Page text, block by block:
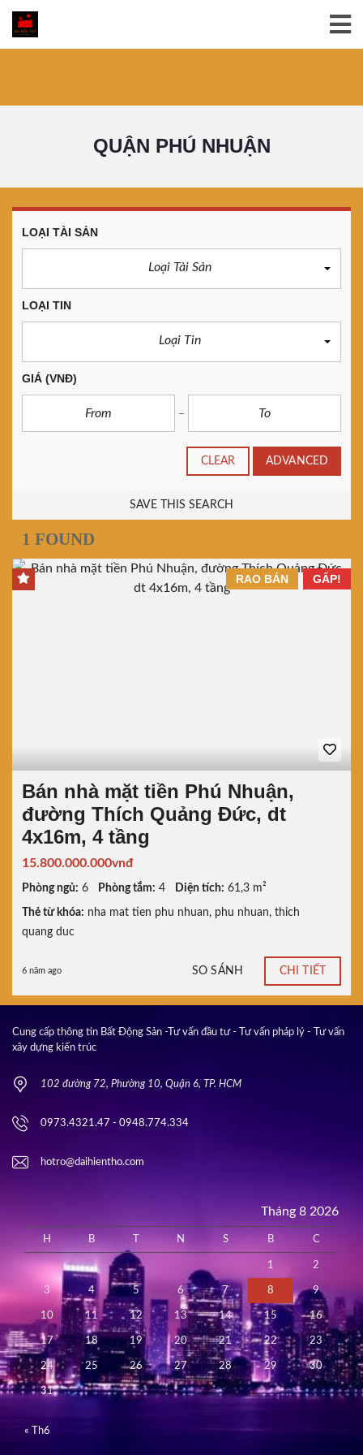
QUẬN PHÚ NHUẬN
LOẠI TÀI SẢN
Loại Tài Sản
LOẠI TIN
Loại Tin
GIÁ (VNĐ)
CLEAR ADVANCED
SAVE THIS SEARCH
1 FOUND
GẤP!
RAO BÁN
Bán nhà mặt tiền Phú Nhuận,
đường Thích Quảng Đức, dt
4x16m, 4 tầng
15.800.000.000vnđ
Phòng ngủ: 6 Phòng tắm: 4 Diện tích: 61,3 m²
Thẻ từ khóa: nha mat tien phu nhuan, phu nhuan, thich
quang duc
6 năm ago SO SÁNH CHI TIẾT
Cung cấp thông tin Bất Động Sản -Tư vấn đầu tư - Tư vấn pháp lý - Tư vấn
xây dựng kiến trúc
102 đường 72, Phường 10, Quận 6, TP. HCM
0973.4321.47 - 0948.774.334
hotro@daihientho.com
Tháng 8 2026
H B N S B C
1 2
3 4 5 6 7 8 9
10 11 12 13 14 15 16
17 18 19 20 21 22 23
24 25 26 27 28 29 30
31
« Th6